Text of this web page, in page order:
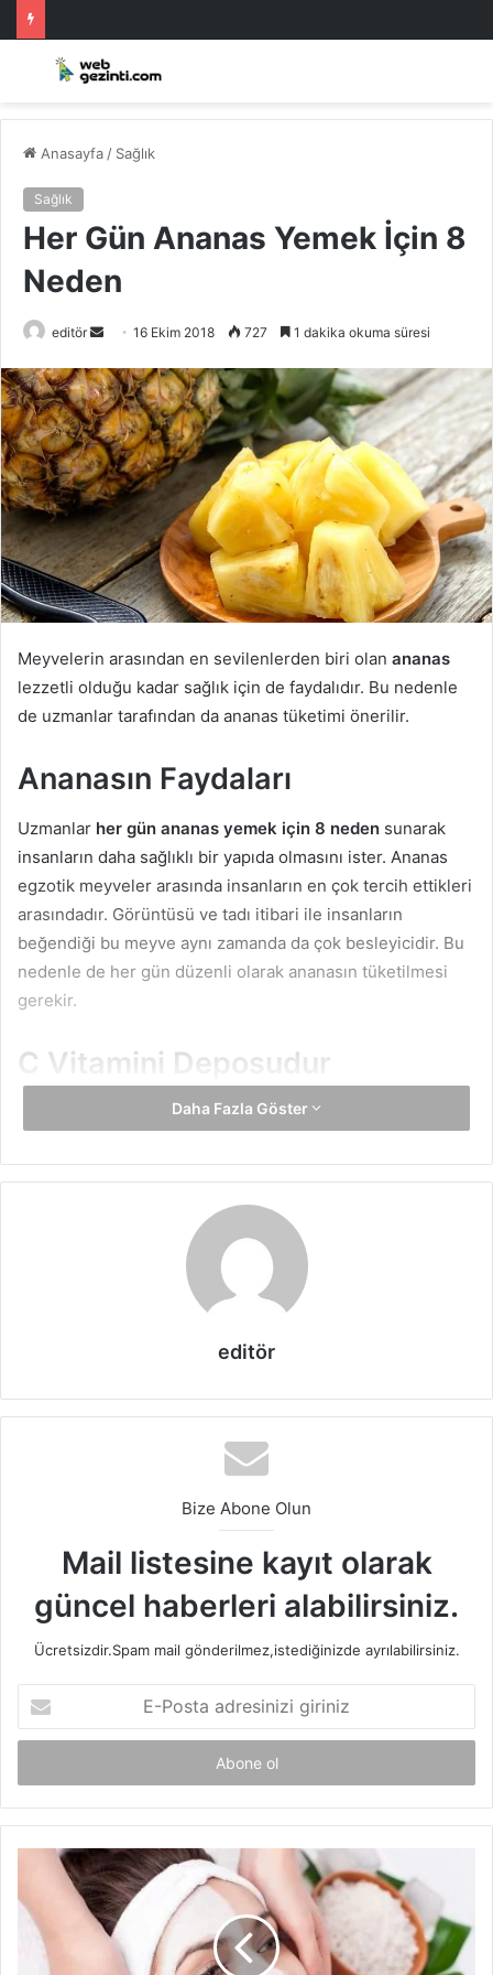
Anasayfa / Sağlık
Sağlık
Her Gün Ananas Yemek İçin 8
Neden
editör
Bir
posta
göndermek
16 Ekim 2018 727 1 dakika okuma süresi
Meyvelerin arasından en sevilenlerden biri olan ananas
lezzetli olduğu kadar sağlık için de faydalıdır. Bu nedenle
de uzmanlar tarafından da ananas tüketimi önerilir.
Ananasın Faydaları
Uzmanlar her gün ananas yemek için 8 neden sunarak
insanların daha sağlıklı bir yapıda olmasını ister. Ananas
egzotik meyveler arasında insanların en çok tercih ettikleri
arasındadır. Görüntüsü ve tadı itibari ile insanların
beğendiği bu meyve aynı zamanda da çok besleyicidir. Bu
nedenle de her gün düzenli olarak ananasın tüketilmesi
gerekir.
C Vitamini Deposudur
Ananasın en önemli faydası C vitamini deposu olmasıdır.
insanların özellikle kış aylarında tüketmesi gereklidir.
Kanserden Korur
dolaşan serbest radikaller karşısında önemli bir koruma
sağlar.Ananasın faydalarıarasında bulunan kanseri
önleme ise pek çok kişinin düzenli olarak ananas
Bağışıklığı Güçlendirir
Antioksidan seviyesinin yüksek olması kişilerin
bağışıklığını güçlendiren bir durumdur. Bu sayede de pek
çok hastalık karşısında önemli bir koruma elde
edebilirsiniz.
Daha Fazla Göster
editör
Bize Abone Olun
Mail listesine kayıt olarak
güncel haberleri alabilirsiniz.
Ücretsizdir.Spam mail gönderilmez,istediğinizde ayrılabilirsiniz.
Posta
adresinizi
Hazırlamanın
Püf
Noktaları!